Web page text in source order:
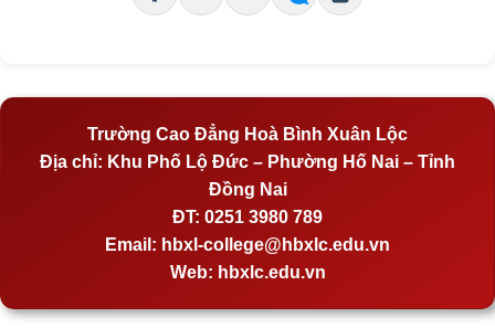
Trường Cao Đẳng Hoà Bình Xuân Lộc
Địa chỉ: Khu Phố Lộ Đức – Phường Hố Nai – Tỉnh
Đồng Nai
ĐT: 0251 3980 789
Email: hbxl-college@hbxlc.edu.vn
Web: hbxlc.edu.vn